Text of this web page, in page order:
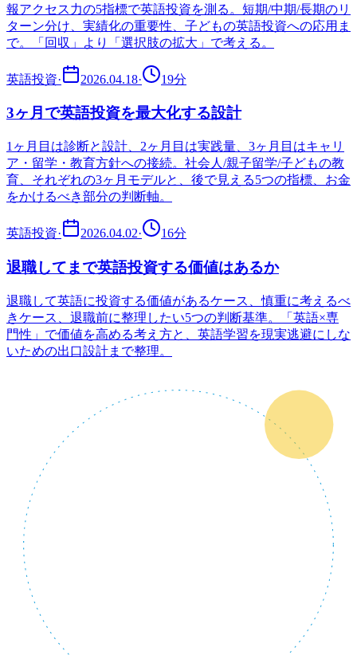
報アクセス力の5指標で英語投資を測る。短期/中期/長期のリ
ターン分け、実績化の重要性、子どもの英語投資への応用ま
で。「回収」より「選択肢の拡大」で考える。
英語投資· 2026.04.18· 19分
3ヶ月で英語投資を最大化する設計
1ヶ月目は診断と設計、2ヶ月目は実践量、3ヶ月目はキャリ
ア・留学・教育方針への接続。社会人/親子留学/子どもの教
育、それぞれの3ヶ月モデルと、後で見える5つの指標、お金
をかけるべき部分の判断軸。
英語投資· 2026.04.02· 16分
退職してまで英語投資する価値はあるか
退職して英語に投資する価値があるケース、慎重に考えるべ
きケース、退職前に整理したい5つの判断基準。「英語×専
門性」で価値を高める考え方と、英語学習を現実逃避にしな
いための出口設計まで整理。